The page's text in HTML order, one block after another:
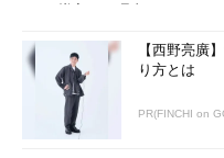
筆者紹介
西村 めぐみ（にしむら めぐ
【西野亮廣
り方とは
PR(FINCHI on